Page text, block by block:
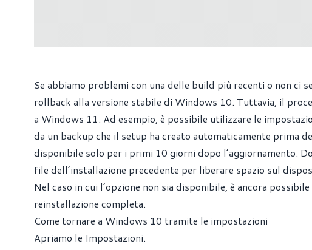
Se abbiamo problemi con una delle build più recenti o non ci
rollback alla versione stabile di Windows 10. Tuttavia, il
a Windows 11. Ad esempio, è possibile utilizzare le
da un backup che il setup ha creato automaticamente prima
disponibile solo per i primi 10 giorni dopo l’aggiornamento.
file dell’installazione precedente per liberare spazio sul
Nel caso in cui l’opzione non sia disponibile, è ancora
reinstallazione completa.
Come tornare a Windows 10 tramite le impostazioni
Apriamo le Impostazioni.